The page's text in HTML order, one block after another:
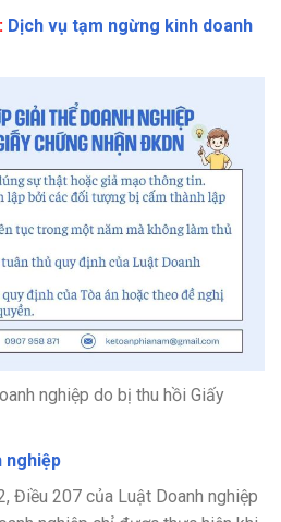
Dịch vụ tạm ngừng kinh doanh
nghiệp do bị thu hồi Giấy
nghiệp
Điều 207 của Luật Doanh nghiệp